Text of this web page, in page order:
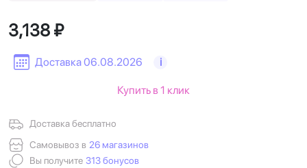
Доставка 06.08.2026 i
3,138 ₽
Доставка бесплатно
Самовывоз в 26 магазинов
Вы получите 313 бонусов
Купить в 1 клик